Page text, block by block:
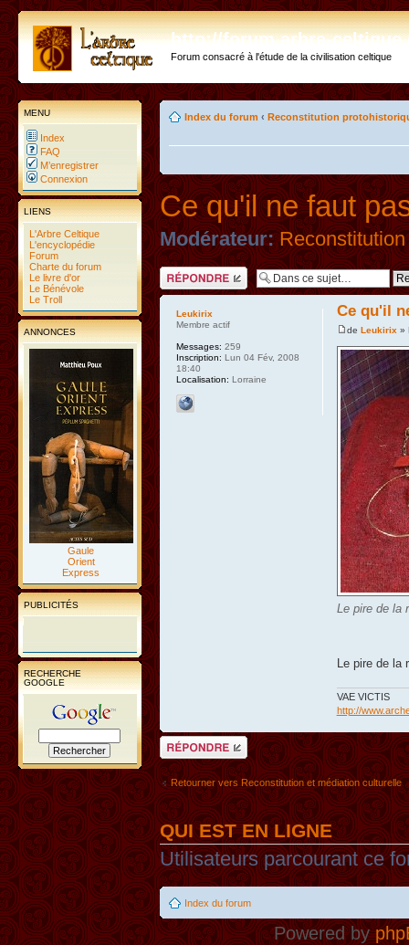
http://forum.arbre-
Forum consacré à l'étude de la civilisation celtique
MENU
Index
FAQ
M’enregistrer
Connexion
LIENS
L'Arbre Celtique
L'encyclopédie
Forum
Charte du forum
Le livre d'or
Le Bénévole
Le Troll
ANNONCES
Gaule
Orient
Express
PUBLICITÉS
RECHERCHE
GOOGLE
Index du forum ‹ Reconstitution
Ce qu'il ne faut
Modérateur: Reconstitution
Répondre
Ce qu'il
de Leukirix »
Le pire de la
Le pire de la
VAE VICTIS
http://
Leukirix
Membre actif
Messages: 259
Inscription: Lun 04 Fév, 2008
18:40
Localisation: Lorraine
Répondre
Retourner vers Reconstitution et médiation culturelle
QUI EST EN LIGNE
Utilisateurs parcourant ce
Index du forum
Powered by